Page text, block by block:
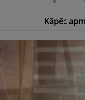
Kāpēc